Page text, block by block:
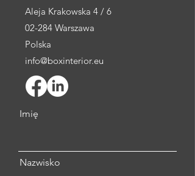
Imię
Nazwisko
Aleja Krakowska 4 / 6
02-284 Warszawa
Polska
info@boxinterior.eu